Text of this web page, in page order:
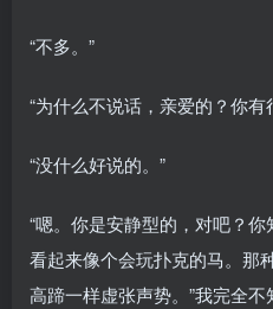
“不多。”
“为什么不说话，亲爱的？你有
“没什么好说的。”
“嗯。你是安静型的，对吧？
看起来像个会玩扑克的马。那
高蹄一样虚张声势。”我完全